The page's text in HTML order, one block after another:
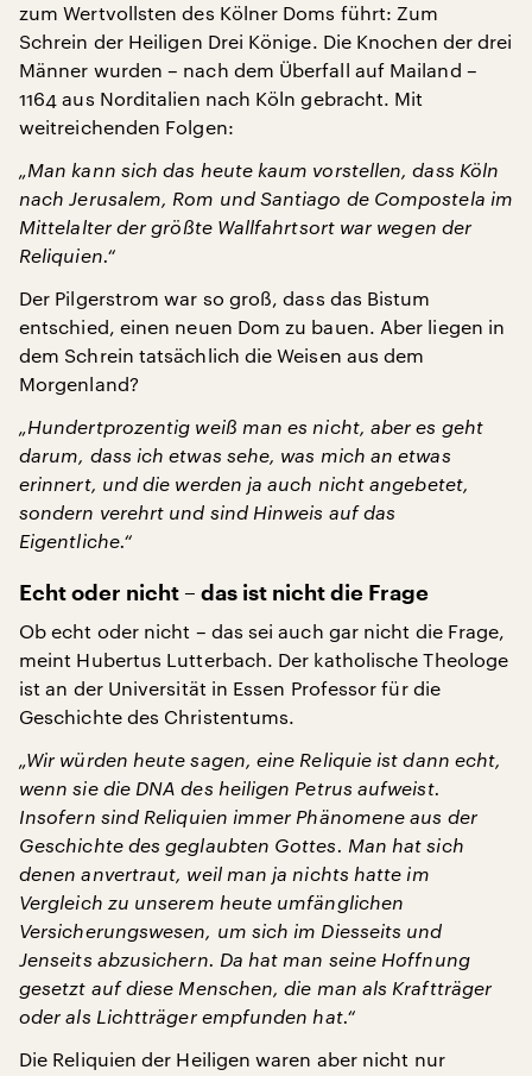
zum Wertvollsten des Kölner Doms führt: Zum
Schrein der Heiligen Drei Könige. Die Knochen der drei
Männer wurden – nach dem Überfall auf Mailand –
1164 aus Norditalien nach Köln gebracht. Mit
weitreichenden Folgen:
„Man kann sich das heute kaum vorstellen, dass Köln
nach Jerusalem, Rom und Santiago de Compostela im
Mittelalter der größte Wallfahrtsort war wegen der
Reliquien.“
Der Pilgerstrom war so groß, dass das Bistum
entschied, einen neuen Dom zu bauen. Aber liegen in
dem Schrein tatsächlich die Weisen aus dem
Morgenland?
„Hundertprozentig weiß man es nicht, aber es geht
darum, dass ich etwas sehe, was mich an etwas
erinnert, und die werden ja auch nicht angebetet,
sondern verehrt und sind Hinweis auf das
Eigentliche.“
Echt oder nicht – das ist nicht die Frage
Ob echt oder nicht – das sei auch gar nicht die Frage,
meint Hubertus Lutterbach. Der katholische Theologe
ist an der Universität in Essen Professor für die
Geschichte des Christentums.
„Wir würden heute sagen, eine Reliquie ist dann echt,
wenn sie die DNA des heiligen Petrus aufweist.
Insofern sind Reliquien immer Phänomene aus der
Geschichte des geglaubten Gottes. Man hat sich
denen anvertraut, weil man ja nichts hatte im
Vergleich zu unserem heute umfänglichen
Versicherungswesen, um sich im Diesseits und
Jenseits abzusichern. Da hat man seine Hoffnung
gesetzt auf diese Menschen, die man als Kraftträger
oder als Lichtträger empfunden hat.“
Die Reliquien der Heiligen waren aber nicht nur